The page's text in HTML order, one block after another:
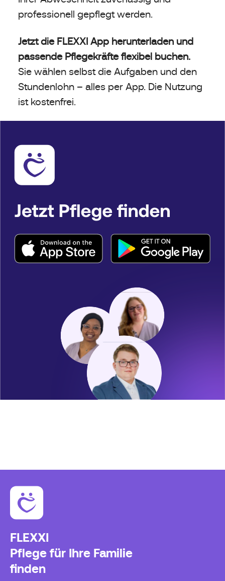
professionell gepflegt werden.
Jetzt die FLEXXI App herunterladen und
passende Pflegekräfte flexibel buchen.
Sie wählen selbst die Aufgaben und den
Stundenlohn – alles per App. Die Nutzung
ist kostenfrei.
FLEXXI
Pflege für Ihre Familie
finden